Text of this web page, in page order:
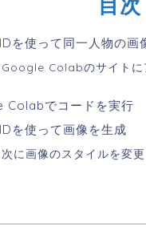
を使って同一人物の画
Google Colabのサイトに
Colabでコードを実行
を使って画像を生成
次に画像のスタイルを変